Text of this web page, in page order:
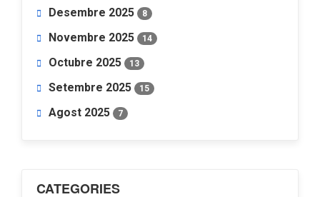
Desembre 2025 8
Novembre 2025 14
Octubre 2025 13
Setembre 2025 15
Agost 2025 7
CATEGORIES